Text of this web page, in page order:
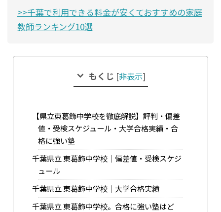
>>千葉で利用できる料金が安くておすすめの家庭
教師ランキング10選
もくじ [非表示]
【県立東葛飾中学校を徹底解説】評判・偏差
値・受検スケジュール・大学合格実績・合
格に強い塾
千葉県立 東葛飾中学校｜偏差値・受検スケジ
ュール
千葉県立 東葛飾中学校｜大学合格実績
千葉県立 東葛飾中学校。合格に強い塾はど